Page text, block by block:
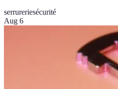
serrureriesécurité
Aug 6